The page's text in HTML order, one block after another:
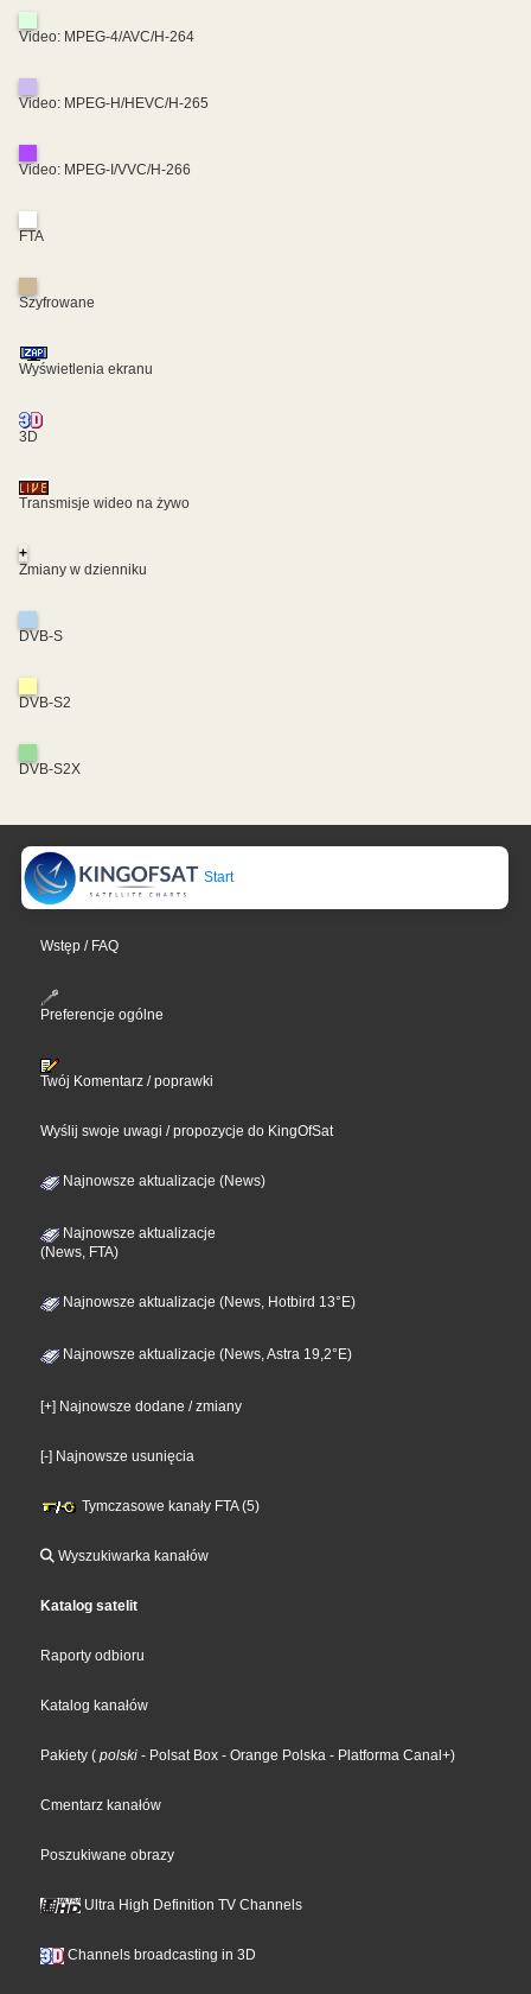
Video: MPEG-4/AVC/H-264
Video: MPEG-H/HEVC/H-265
Video: MPEG-I/VVC/H-266
FTA
Szyfrowane
Wyświetlenia ekranu
3D
Transmisje wideo na żywo
+
Zmiany w dzienniku
DVB-S
DVB-S2
DVB-S2X
Start
Wstęp / FAQ
Preferencje ogólne
Twój Komentarz / poprawki
Wyślij swoje uwagi / propozycje do KingOfSat
Najnowsze aktualizacje (News)
Najnowsze aktualizacje
(News, FTA)
Najnowsze aktualizacje (News, Hotbird 13°E)
Najnowsze aktualizacje (News, Astra 19,2°E)
[+] Najnowsze dodane / zmiany
[-] Najnowsze usunięcia
Tymczasowe kanały FTA (5)
Wyszukiwarka kanałów
Katalog satelit
Raporty odbioru
Katalog kanałów
Pakiety ( polski - Polsat Box - Orange Polska - Platforma Canal+)
Cmentarz kanałów
Poszukiwane obrazy
Ultra High Definition TV Channels
Channels broadcasting in 3D